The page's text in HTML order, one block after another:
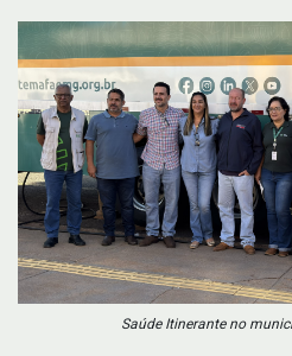
Saúde Itinerante no